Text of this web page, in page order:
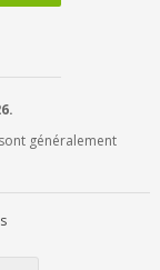
généralement